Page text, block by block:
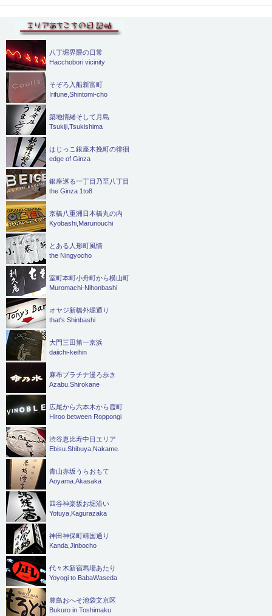
八丁堀界隈の日常
Hacchobori vicinity
そぞろ入船新富町
Irifune,Shintomi-cho
築地情緒そして月島
Tsukiji,Tsukishima
はじっこ銀座木挽町の徘徊
edge of Ginza
銀座巡る一丁目乃至八丁目
the Ginza 1to8
京橋八重洲日本橋丸の内
Kyobashi,Marunouchi
とある人形町風情
the Ningyocho
室町本町小舟町から横山町
Muromachi-Nihonbashi
オヤジ新橋外堀通り
that's Shinbashi
大門三田第一京浜
daiichi-keihin
麻布プラチナ漫ろ歩き
Azabu.Shirokane
広尾から六本木から霞町
Hiroo between Roppongi
渋谷恵比寿中目エリア
Ebisu.Shibuya,Nakame.
青山赤坂うらおもて
Aoyama.Akasaka
四谷神楽坂お堀沿い
Yotuya,Kagurazaka
神田神保町靖国通り
Kanda,Jinbocho
代々木新宿馬場あたり
Yoyogi to BabaWaseda
豊島おへそ池袋文京区
Bukuro in Toshimaku